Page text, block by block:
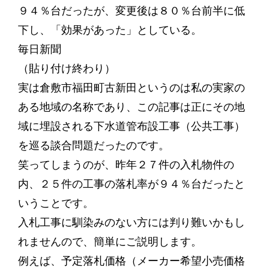
９４％台だったが、変更後は８０％台前半に低
下し、「効果があった」としている。
毎日新聞
（貼り付け終わり）
実は倉敷市福田町古新田というのは私の実家の
ある地域の名称であり、この記事は正にその地
域に埋設される下水道管布設工事（公共工事）
を巡る談合問題だったのです。
笑ってしまうのが、昨年２７件の入札物件の
内、２５件の工事の落札率が９４％台だったと
いうことです。
入札工事に馴染みのない方には判り難いかもし
れませんので、簡単にご説明します。
例えば、予定落札価格（メーカー希望小売価格